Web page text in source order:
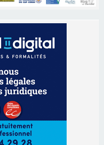
à Cruculi le
organise une